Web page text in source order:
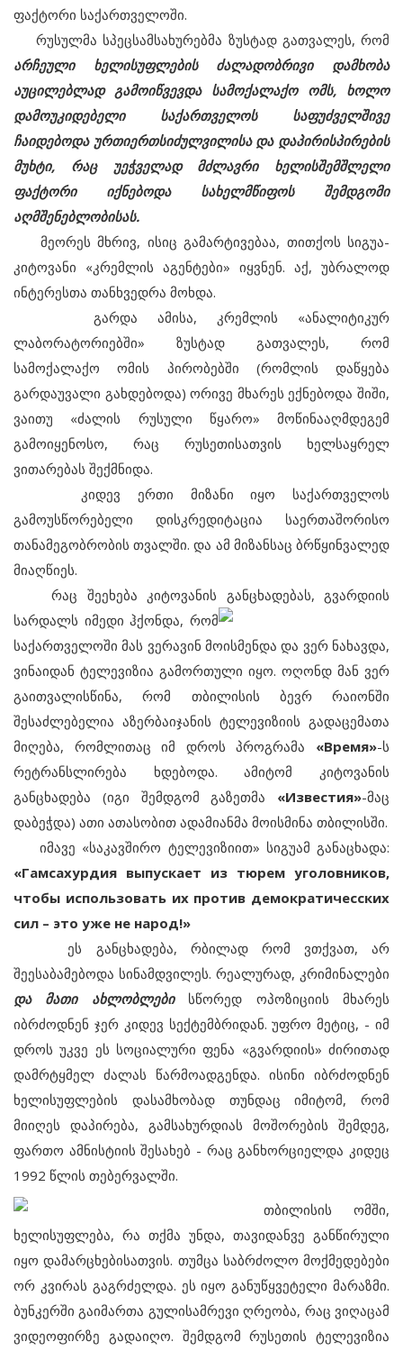
ფაქტორი საქართველოში.
რუსულმა სპეცსამსახურებმა ზუსტად გათვალეს, რომ
არჩეული ხელისუფლების ძალადობრივი დამხობა
აუცილებლად გამოიწვევდა სამოქალაქო ომს, ხოლო
დამოუკიდებელი საქართველოს საფუძველშივე
ჩაიდებოდა ურთიერთსიძულვილისა და დაპირისპირების
მუხტი, რაც უეჭველად მძლავრი ხელისშემშლელი
ფაქტორი იქნებოდა სახელმწიფოს შემდგომი
აღმშენებლობისას.
მეორეს მხრივ, ისიც გამარტივებაა, თითქოს სიგუა-
კიტოვანი «კრემლის აგენტები» იყვნენ. აქ, უბრალოდ
ინტერესთა თანხვედრა მოხდა.
გარდა ამისა, კრემლის «ანალიტიკურ
ლაბორატორიებში» ზუსტად გათვალეს, რომ
სამოქალაქო ომის პირობებში (რომლის დაწყება
გარდაუვალი გახდებოდა) ორივე მხარეს ექნებოდა შიში,
ვაითუ «ძალის რუსული წყარო» მოწინააღმდეგემ
გამოიყენოსო, რაც რუსეთისათვის ხელსაყრელ
ვითარებას შექმნიდა.
კიდევ ერთი მიზანი იყო საქართველოს
გამოუსწორებელი დისკრედიტაცია საერთაშორისო
თანამეგობრობის თვალში. და ამ მიზანსაც ბრწყინვალედ
მიაღწიეს.
რაც შეეხება კიტოვანის განცხადებას, გვარდიის
სარდალს იმედი ჰქონდა, რომ
საქართველოში მას ვერავინ მოისმენდა და ვერ ნახავდა,
ვინაიდან ტელევიზია გამორთული იყო. ოღონდ მან ვერ
გაითვალისწინა, რომ თბილისის ბევრ რაიონში
შესაძლებელია აზერბაიჯანის ტელევიზიის გადაცემათა
მიღება, რომლითაც იმ დროს პროგრამა «Время»-ს
რეტრანსლირება ხდებოდა. ამიტომ კიტოვანის
განცხადება (იგი შემდგომ გაზეთმა «Известия»-მაც
დაბეჭდა) ათი ათასობით ადამიანმა მოისმინა თბილისში.
იმავე «საკავშირო ტელევიზიით» სიგუამ განაცხადა:
«Гамсахурдия выпускает из тюрем уголовников,
чтобы использовать их против демократичесских
сил – это уже не народ!»
ეს განცხადება, რბილად რომ ვთქვათ, არ
შეესაბამებოდა სინამდვილეს. რეალურად, კრიმინალები
და მათი ახლობლებისწორედ ოპოზიციის მხარეს
იბრძოდნენ ჯერ კიდევ სექტემბრიდან. უფრო მეტიც, - იმ
დროს უკვე ეს სოციალური ფენა «გვარდიის» ძირითად
დამრტყმელ ძალას წარმოადგენდა. ისინი იბრძოდნენ
ხელისუფლების დასამხობად თუნდაც იმიტომ, რომ
მიიღეს დაპირება, გამსახურდიას მოშორების შემდეგ,
ფართო ამნისტიის შესახებ - რაც განხორციელდა კიდეც
1992 წლის თებერვალში.
თბილისის ომში,
ხელისუფლება, რა თქმა უნდა, თავიდანვე განწირული
იყო დამარცხებისათვის. თუმცა საბრძოლო მოქმედებები
ორ კვირას გაგრძელდა. ეს იყო განუწყვეტელი მარაზმი.
ბუნკერში გაიმართა გულისამრევი ღრეობა, რაც ვიღაცამ
ვიდეოფირზე გადაიღო. შემდგომ რუსეთის ტელევიზია